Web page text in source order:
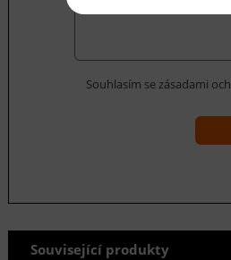
Souhlasím se zásadami
Související produkty